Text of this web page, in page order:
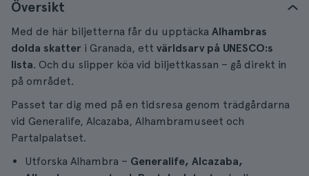
Översikt
Med de här biljetterna får du upptäcka Alhambras
dolda skatter i Granada, ett världsarv på UNESCO:s
lista. Och du slipper köa vid biljettkassan – gå direkt in
på området.
Passet tar dig med på en tidsresa genom trädgårdarna
vid Generalife, Alcazaba, Alhambramuseet och
Partalpalatset.
Utforska Alhambra – Generalife, Alcazaba,